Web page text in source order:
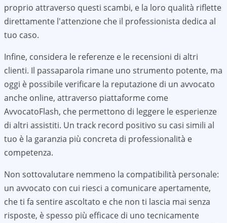
proprio attraverso questi scambi, e la loro qualità riflette
direttamente l'attenzione che il professionista dedica al
tuo caso.
Infine, considera le referenze e le recensioni di altri
clienti. Il passaparola rimane uno strumento potente, ma
oggi è possibile verificare la reputazione di un avvocato
anche online, attraverso piattaforme come
AvvocatoFlash, che permettono di leggere le esperienze
di altri assistiti. Un track record positivo su casi simili al
tuo è la garanzia più concreta di professionalità e
competenza.
Non sottovalutare nemmeno la compatibilità personale:
un avvocato con cui riesci a comunicare apertamente,
che ti fa sentire ascoltato e che non ti lascia mai senza
risposte, è spesso più efficace di uno tecnicamente